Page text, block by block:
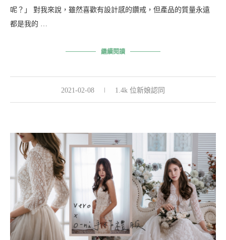
呢？」 對我來說，雖然喜歡有設計感的鑽戒，但產品的質量永遠
都是我的 …
繼續閱讀
2021-02-08 1.4k 位新娘認同